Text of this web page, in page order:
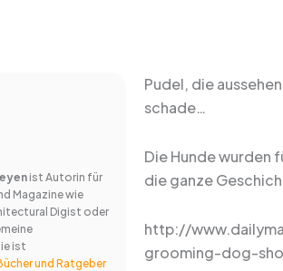
ist Autorin für
Magazine wie
Digist oder
ist
und Ratgeber
Pudel, die
schade…
Die Hunde wurden
die ganze
http://
grooming-dog-